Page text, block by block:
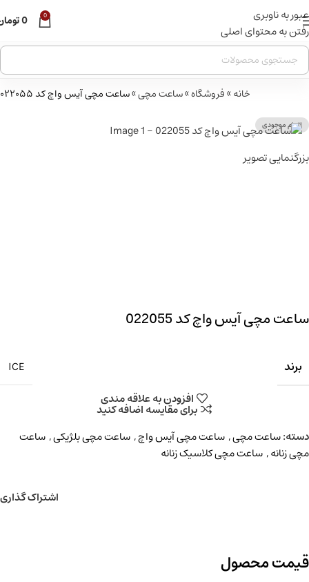
عبور به ناوبری
رفتن به محتوای اصلی
0
0
خانه»فروشگاه»ساعت مچی»ساعت مچی آیس واچ کد ۰۲۲۰۵۵
اتمام موجودی
بزرگنمایی تصویر
ساعت مچی آیس واچ کد 022055
برند
ICE
افزودن به علاقه مندی
برای مقایسه اضافه کنید
دسته:ساعت مچی, ساعت مچی آیس واچ, ساعت مچی بلژیکی, ساعت
مچی زنانه, ساعت مچی کلاسیک زنانه
اشتراک گذاری
قیمت محصول
قبل از ثبت سفارش ، موجودی محصول مورد نظر را از ما استعلام